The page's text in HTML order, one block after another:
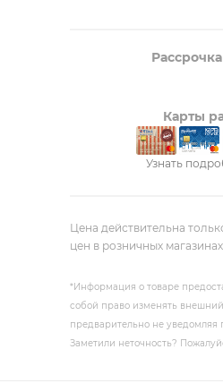
Карты
Узнать
Цена действительна
цен в розничных магазинах
*Информация о товаре
собой право изменять
предварительно не уведомляя
Заметили неточность?